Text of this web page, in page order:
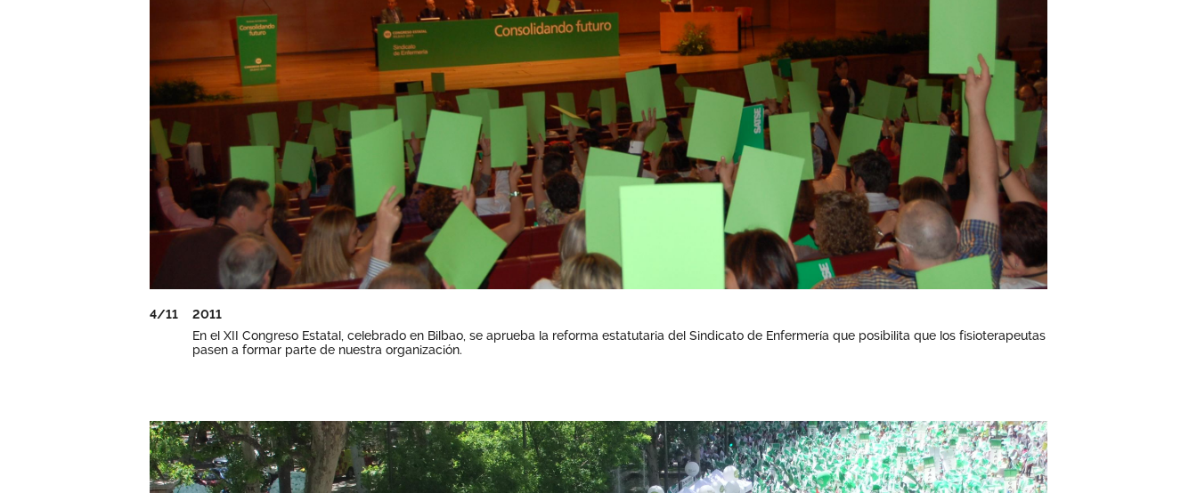
4/11
2011
En el XII Congreso Estatal, celebrado en Bilbao, se aprueba la reforma estatutaria del Sindicato de Enfermería que posibilita que los fisioterapeutas
pasen a formar parte de nuestra organización.